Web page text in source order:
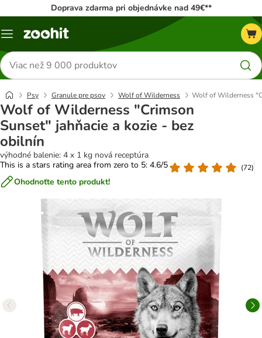
Doprava zdarma pri objednávke nad 49€**
Kategórie
Hľadať
produkty
Psy Granule pre psov Wolf of Wilderness Wolf of Wilderness
Wolf of Wilderness "Crimson
Sunset" jahňacie a kozie - bez
obilnín
výhodné balenie: 4 x 1 kg nová receptúra
This is a stars rating area from zero to 5: 4.6/5
(72)
Ohodnoťte tento produkt!